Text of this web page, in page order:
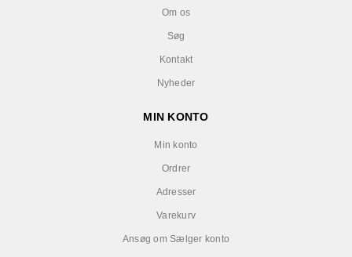
Om os
Søg
Kontakt
Nyheder
MIN KONTO
Min konto
Ordrer
Adresser
Varekurv
Ansøg om Sælger konto